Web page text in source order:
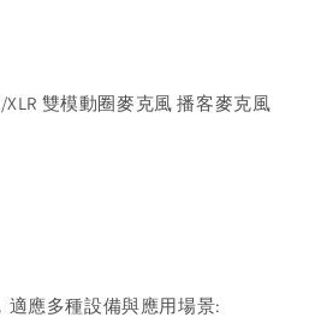
XLR 雙模動圈麥克風 播客麥克風
適應多種設備與應用場景: